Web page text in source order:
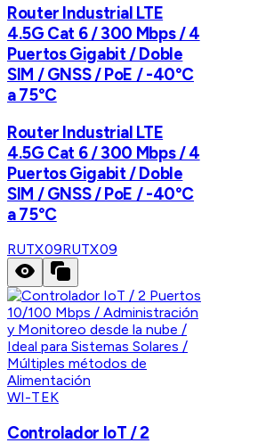
Router Industrial LTE
4.5G Cat 6 / 300 Mbps / 4
Puertos Gigabit / Doble
SIM / GNSS / PoE / -40°C
a 75°C
Router Industrial LTE
4.5G Cat 6 / 300 Mbps / 4
Puertos Gigabit / Doble
SIM / GNSS / PoE / -40°C
a 75°C
RUTX09RUTX09
WI-TEK
Controlador IoT / 2